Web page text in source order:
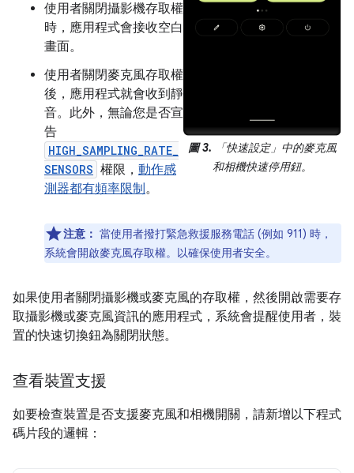
圖 3. 「快速設定」中的麥克風
和相機快速停用鈕。
使用者關閉攝影機存取權
時，應用程式會接收空白
畫面。
使用者關閉麥克風存取權
後，應用程式就會收到靜
音。此外，無論您是否宣
告
HIGH_SAMPLING_RATE_
SENSORS 權限， 動作感
測器都有頻率限制。
注意： 當使用者撥打緊急救援服務電話 (例如 911) 時，
系統會開啟麥克風存取權。以確保使用者安全。
如果使用者關閉攝影機或麥克風的存取權，然後開啟需要存
取攝影機或麥克風資訊的應用程式，系統會提醒使用者，裝
置的快速切換鈕為關閉狀態。
查看裝置支援
如要檢查裝置是否支援麥克風和相機開關，請新增以下程式
碼片段的邏輯：